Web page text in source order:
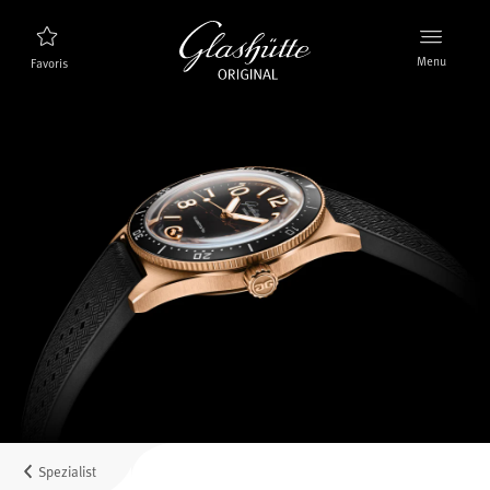
Favoris Menu
Collection
Découvrez la collection
La marque Glashütte Original
En savoir plus sur la manufacture
Distributeurs agrées
MyAccount
Spezialist